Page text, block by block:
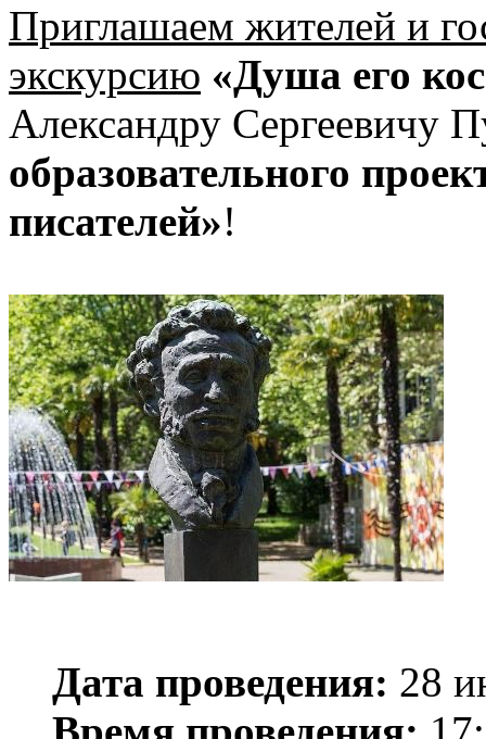
Приглашаем жителей и
экскурсию «Душа его
Александру Сергеевичу
образовательного
писателей»!
Дата проведения: 28